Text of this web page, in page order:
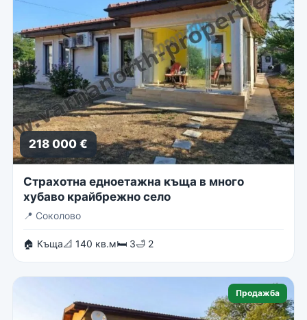
218 000 €
Страхотна едноетажна къща в много
хубаво крайбрежно село
📍 Соколово
🏠 Къща📐 140 кв.м🛏 3🛁 2
Продажба